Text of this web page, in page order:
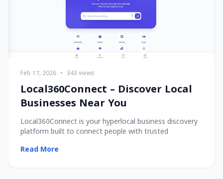
Feb 17, 2026 • 343 views
Local360Connect – Discover Local
Businesses Near You
Local360Connect is your hyperlocal business discovery
platform built to connect people with trusted
Read More